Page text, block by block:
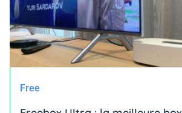
Free